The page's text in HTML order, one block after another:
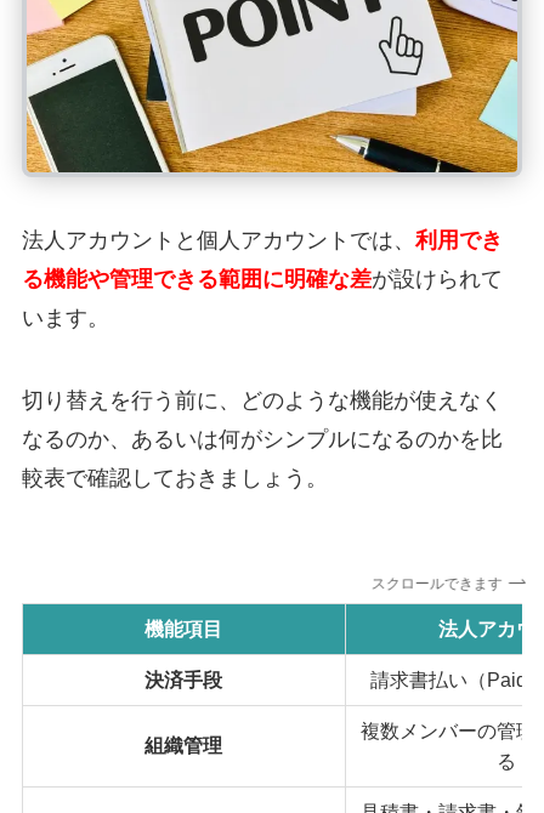
法人アカウントと個人アカウントでは、 利用でき
る機能や管理できる範囲に明確な差が設けられて
います。
切り替えを行う前に、どのような機能が使えなく
なるのか、あるいは何がシンプルになるのかを比
較表で確認しておきましょう。
スクロールできます
機能項目 法人アカウ
決済手段 請求書払い（Paid
組織管理
複数メンバーの管理
る